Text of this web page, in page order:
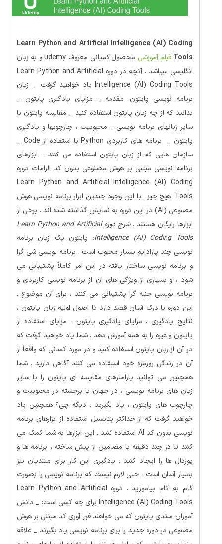
Learn Python and Artificial Intelligence (AI) Coding
Tools فیلم آموزشی
محصول کمپانی معروف udemy و به زبان
انگلیسی میباشد . آنچه در دوره Learn Python and Artificial
Intelligence (AI) Coding Tools یاد خواهید گرفت: _ زبان
برنامه نویسی پایتون: مقدمه _ مزایای یادگیری پایتون _
بدانید که از چه زبان پایتون استفاده کنید _ مقایسه پایتون با
سایر زبانهای برنامه نویسی _ محبوبیت ، چارچوبها و یادگیری
پایتون _ برنامه های کاربردی Python با استفاده از Code _
سازمان هایی که از زبان پایتون استفاده می کنند – ابزارهای
برنامه نویسی مبتنی بر هوش مصنوعی بدون کد الزامات دوره
Learn Python and Artificial Intelligence (AI) Coding
Tools: هیچ چیز . با این وجود چندین ابزار برنامه نویسی هوش
مصنوعی (AI) در این دوره به نمایش گذاشته شده اند . برخی از
ابزارها رایگان هستند .
شرح دوره Learn Python and Artificial
Intelligence (AI) Coding Tools:
پایتون یک زبان برنامه
نویسی چند پارادایم بسیار محبوب است . برنامه نویسی شی گرا
و برنامه نویسی ساختار یافته در این امر کاملاً پشتیبانی می
شود ، و بسیاری از ویژگی های آن از برنامه نویسی کاربردی و
برنامه نویسی جنبه گرا پشتیبانی می کنند ، برای آن موضوع .
این دوره با درک آسان قصد دارد تا اصول اولیه زبان پایتون ،
نتایج یادگیری ، مزایای یادگیری پایتون ، مزایای استفاده از
پایتون و غیره را به همه آموزش دهد . شما یاد خواهید گرفت که
در آن از زبان پایتون استفاده کنید و در مورد کسانی که واقعاً از
آن در زندگی روزمره خود استفاده می کنند آگاهی دارید . شما
همچنین می توانید پارامترهای مقایسه ای پایتون را با سایر
زبان های برنامه نویسی ، در جهان با برجسته در محبوبیت و
چارچوب های پایتون ، یاد بگیرید . دیگه چی؟ همچنین یاد
خواهید گرفت که از حداکثر پتانسیل استفاده از ابزارهای برنامه
نویسی بدون کد AI استفاده کنید . این ابزارها به شما کمک می
کنند تا در چند دقیقه با مضامین از پیش ساخته ، برنامه ها و
پورتال ها را ایجاد کنید . یادگیری این کار برای مبتدیان نیز
بسیار آسان است ، حتی لازم نیست که برنامه نویسی را بصورت
گام به گام بیاموزید . دوره Learn Python and Artificial
Intelligence (AI) Coding Tools برای چه کسی است: _ دانش
آموزان مبتدی پایتون که می خواهند فن آوری کد مبتنی بر هوش
مصنوعی در دوره جدید را برای برنامه نویسی یاد بگیرند _ علاقه